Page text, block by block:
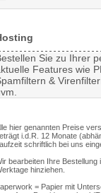
Sie zu Ihrer
Features wie
&
hier genannten Preise
i.d.R. 12 Monate
schriftlich bei uns
bearbeiten Ihre
hinziehen.
= Papier mit